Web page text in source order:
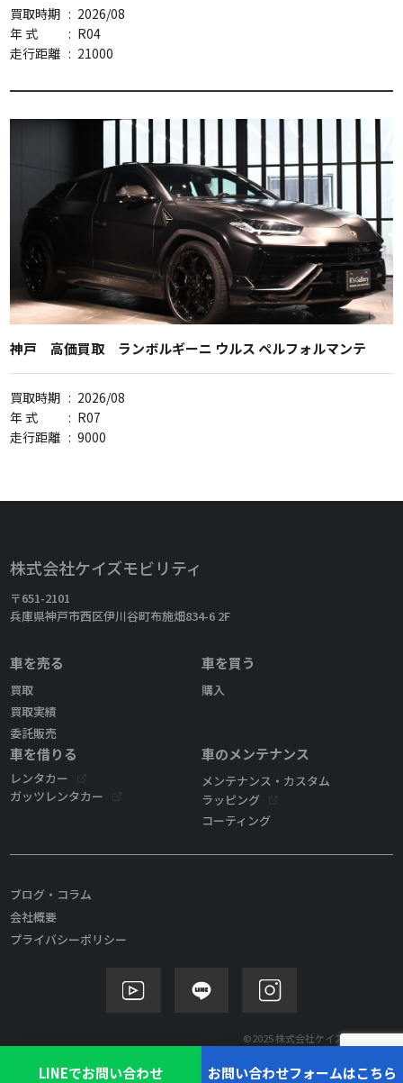
LINEでお問い合わせ お問い合わせフォームはこちら
買取時期 : 2026/08
年 式
: R04
走行距離 : 21000
神戸 高価買取 ランボルギーニ ウルス ペルフォルマンテ
買取時期 : 2026/08
年 式
: R07
走行距離 : 9000
株式会社ケイズモビリティ
〒651-2101
兵庫県神戸市西区伊川谷町布施畑834-6 2F
車を売る
買取
買取実績
委託販売
車を買う
購入
車を借りる
レンタカー
ガッツレンタカー
車のメンテナンス
メンテナンス・カスタム
ラッピング
コーティング
ブログ・コラム
会社概要
プライバシーポリシー
©2025 株式会社ケイズモビリティ